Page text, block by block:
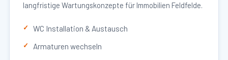
langfristige Wartungskonzepte für Immobilien Feldfelde.
WC Installation & Austausch
Armaturen wechseln